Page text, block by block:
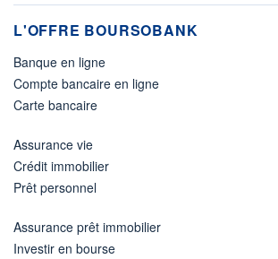
L'OFFRE BOURSOBANK
Banque en ligne
Compte bancaire en ligne
Carte bancaire
Assurance vie
Crédit immobilier
Prêt personnel
Assurance prêt immobilier
Investir en bourse